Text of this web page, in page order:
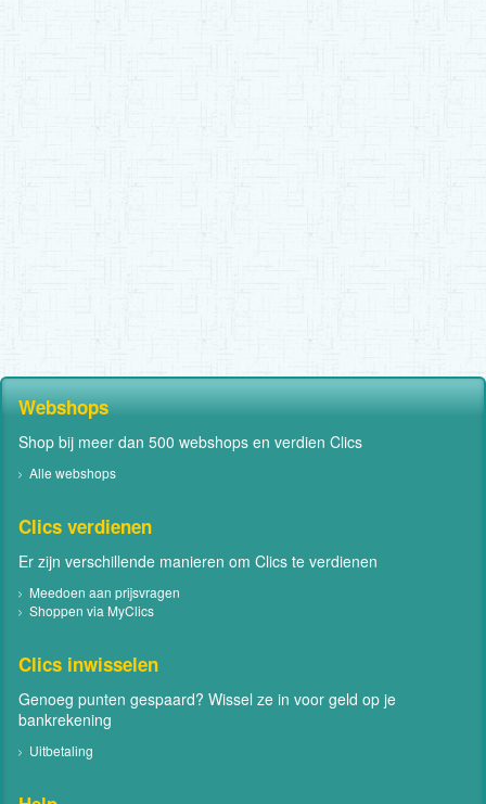
Webshops
Shop bij meer dan 500 webshops en verdien Clics
Alle webshops
Clics verdienen
Er zijn verschillende manieren om Clics te verdienen
Meedoen aan prijsvragen
Shoppen via MyClics
Clics inwisselen
Genoeg punten gespaard? Wissel ze in voor geld op je
bankrekening
Uitbetaling